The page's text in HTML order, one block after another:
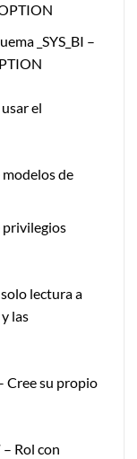
_SYS_BI –
el
de
privilegios
lectura a
las
Cree su propio
– Rol con